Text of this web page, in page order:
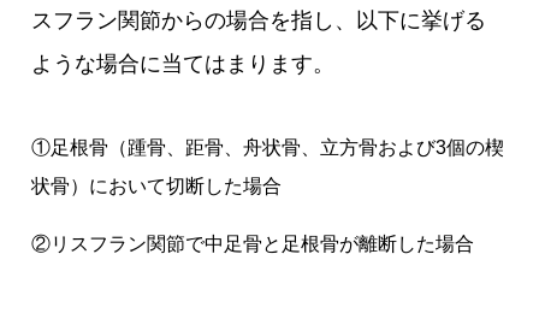
スフラン関節からの場合を指し、以下に挙げる
ような場合に当てはまります。
①足根骨（踵骨、距骨、舟状骨、立方骨および3個の楔
状骨）において切断した場合
②リスフラン関節で中足骨と足根骨が離断した場合